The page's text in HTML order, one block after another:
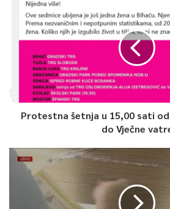
Protestna šetnja u 15,00 sati
do Vječne